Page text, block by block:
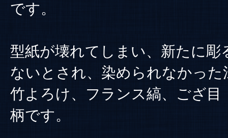
です。
型紙が壊れてしまい、新たに彫
ないとされ、染められなかった
竹よろけ、フランス縞、ござ目
柄です。